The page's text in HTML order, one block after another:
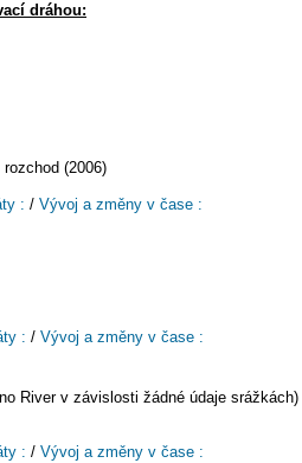
dráhou:
(2006)
: / Vývoj a změny v čase :
: / Vývoj a změny v čase :
River v závislosti žádné údaje srážkách)
: / Vývoj a změny v čase :